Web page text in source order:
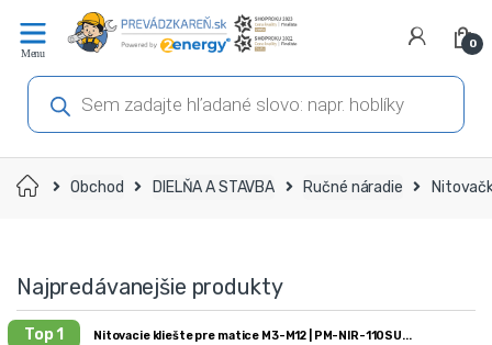
navigáciu
obsah
0
Products
search
Domov Obchod DIELŇA A STAVBA Ručné náradie
Najpredávanejšie produkty
Top 1 Nitovacie kliešte pre matice M3-M12 | PM-NIR-110SU